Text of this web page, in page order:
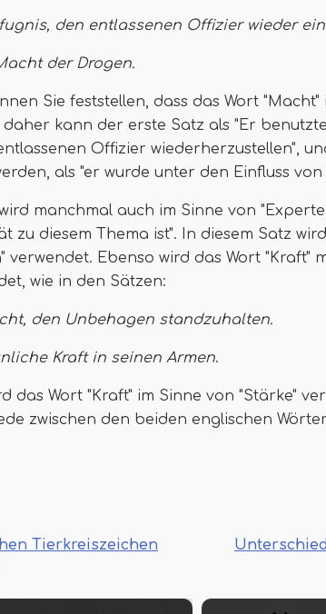
den entlassenen Offizier wieder
der Drogen.
Sie feststellen, dass das Wort "Macht"
kann der erste Satz als "Er
Offizier wiederherzustellen",
als "er wurde unter den Einfluss
manchmal auch im Sinne von
zu diesem Thema ist". In diesem Satz
verwendet. Ebenso wird das Wort "Kraft"
wie in den Sätzen:
den Unbehagen standzuhalten.
Kraft in seinen Armen.
das Wort "Kraft" im Sinne von "Stärke"
zwischen den beiden englischen
Tierkreiszeichen